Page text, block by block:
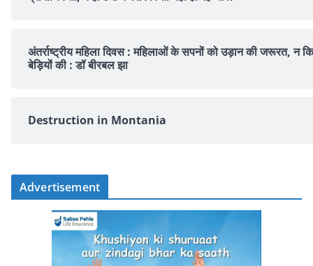
अंतर्राष्ट्रीय महिला दिवस : महिलाओं के सपनों को उड़ान की जरूरत, न कि
बेड़ियों की : डॉ बीरबल झा
Destruction in Montania
Advertisement